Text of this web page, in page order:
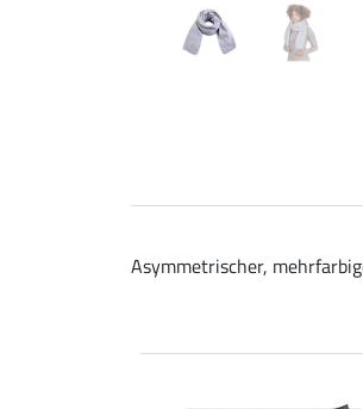
Asymmetrischer,